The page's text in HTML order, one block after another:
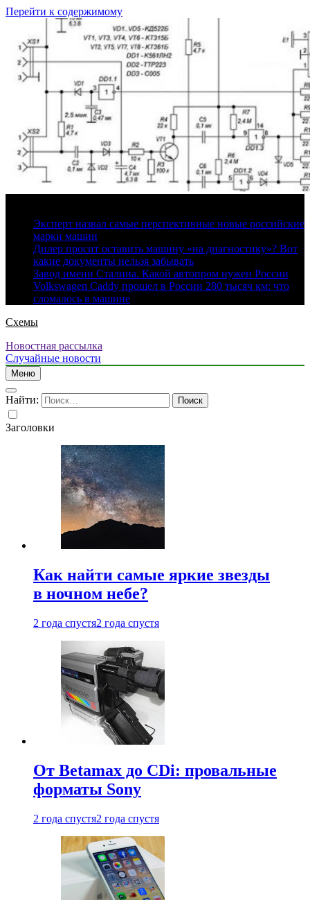
Перейти к содержимому
Эксперт назвал самые перспективные новые российские
марки машин
Дилер просит оставить машину «на диагностику»? Вот
какие документы нельзя забывать
Завод имени Сталина. Какой автопром нужен России
Volkswagen Caddy прошел в России 280 тысяч км: что
сломалось в машине
Схемы
Новостная рассылка
Случайные новости
Меню
Найти:
Заголовки
Как найти самые яркие звезды
в ночном небе?
2 года спустя2 года спустя
От Betamax до CDi: провальные
форматы Sony
2 года спустя2 года спустя